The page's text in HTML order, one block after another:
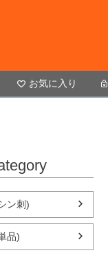
お気に入り
ン刺)
品)